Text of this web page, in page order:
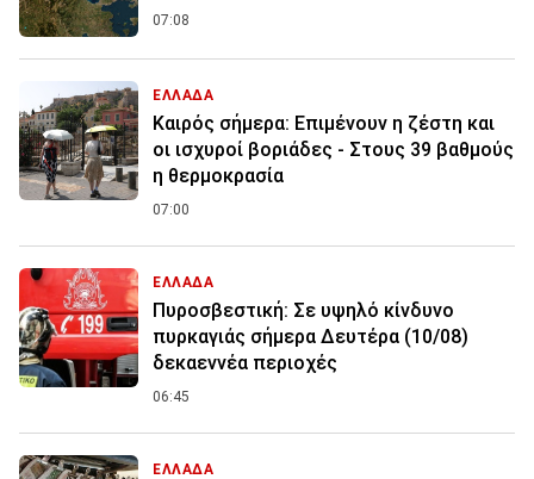
07:08
ΕΛΛΑΔΑ
Καιρός σήμερα: Επιμένουν η ζέστη και
οι ισχυροί βοριάδες - Στους 39 βαθμούς
η θερμοκρασία
07:00
ΕΛΛΑΔΑ
Πυροσβεστική: Σε υψηλό κίνδυνο
πυρκαγιάς σήμερα Δευτέρα (10/08)
δεκαεννέα περιοχές
06:45
ΕΛΛΑΔΑ